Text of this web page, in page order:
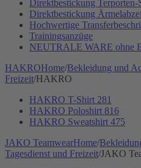
Direktbestickung
Direktbestickung
Hochwertige
Trainingsanzüge
NEUTRALE WARE ohne
HAKROHome/Bekleidung und
Freizeit/HAKRO
HAKRO T-Shirt 281
HAKRO Poloshirt 816
HAKRO Sweatshirt 475
JAKO TeamwearHome/
Tagesdienst und Freizeit/JAKO